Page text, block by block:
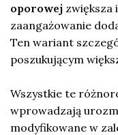
oporowej zwiększa
zaangażowanie
Ten wariant
poszukującym
Wszystkie te
wprowadzają
modyfikowane w